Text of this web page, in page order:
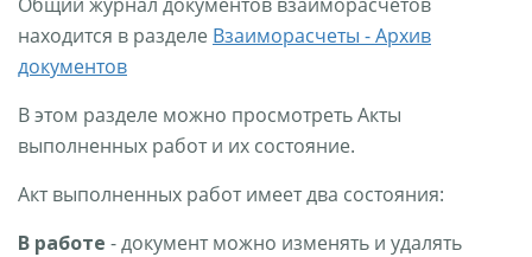
находится в разделе Взаиморасчеты - Архив
документов
В этом разделе можно просмотреть Акты
выполненных работ и их состояние.
Акт выполненных работ имеет два состояния:
В работе - документ можно изменять и удалять